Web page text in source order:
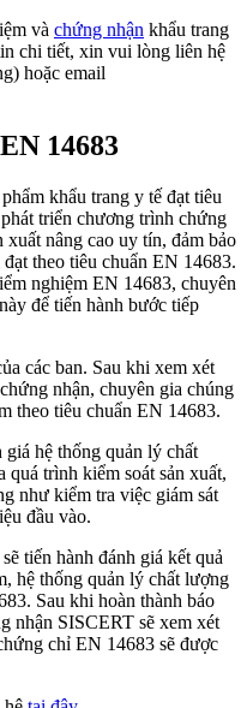
và chứng nhận khẩu trang
chi tiết, xin vui lòng liên hệ
hoặc email
14683
khẩu trang y tế đạt tiêu
phát triển chương trình chứng
nâng cao uy tín, đảm bảo
theo tiêu chuẩn EN 14683.
nghiệm EN 14683, chuyên
để tiến hành bước tiếp
các ban. Sau khi xem xét
nhận, chuyên gia chúng
theo tiêu chuẩn EN 14683.
giá hệ thống quản lý chất
quá trình kiểm soát sản xuất,
như kiểm tra việc giám sát
đầu vào.
tiến hành đánh giá kết quả
hệ thống quản lý chất lượng
Sau khi hoàn thành báo
nhận SISCERT sẽ xem xét
chỉ EN 14683 sẽ được